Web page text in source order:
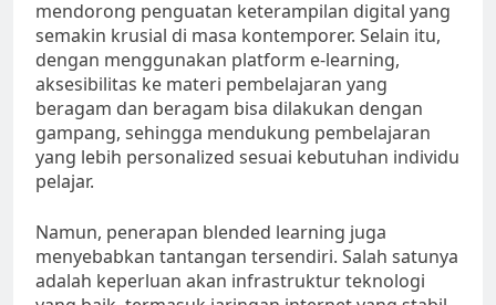
mendorong penguatan keterampilan digital yang
semakin krusial di masa kontemporer. Selain itu,
dengan menggunakan platform e-learning,
aksesibilitas ke materi pembelajaran yang
beragam dan beragam bisa dilakukan dengan
gampang, sehingga mendukung pembelajaran
yang lebih personalized sesuai kebutuhan individu
pelajar.
Namun, penerapan blended learning juga
menyebabkan tantangan tersendiri. Salah satunya
adalah keperluan akan infrastruktur teknologi